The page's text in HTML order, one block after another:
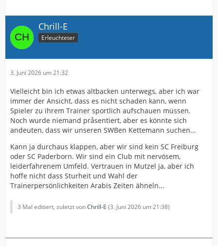
Chrill-E
Erleuchteter
3. Juni 2026 um 21:32
Vielleicht bin ich etwas altbacken unterwegs, aber ich war
immer der Ansicht, dass es nicht schaden kann, wenn
Spieler zu ihrem Trainer sportlich aufschauen müssen.
Noch wurde niemand pråsentiert, aber es könnte sich
andeuten, dass wir unseren SWBen Kettemann suchen...
Kann ja durchaus klappen, aber wir sind kein SC Freiburg
oder SC Paderborn. Wir sind ein Club mit nervösem,
leiderfahrenem Umfeld. Vertrauen in Mutzel ja, aber ich
hoffe nicht dass Sturheit und Wahl der
Trainerpersönlichkeiten Arabis Zeiten ähneln...
3 Mal editiert, zuletzt vonChrill-E (3. Juni 2026 um 21:38)